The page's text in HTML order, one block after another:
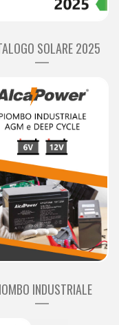
SOLARE 2025
INDUSTRIALE